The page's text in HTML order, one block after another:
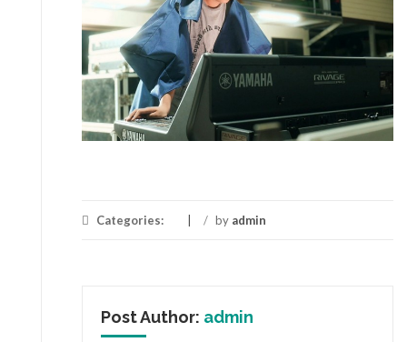
Categories: / by admin
Post Author: admin